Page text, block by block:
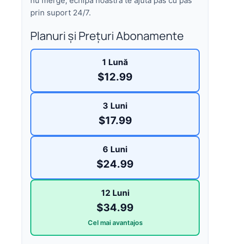
prin suport 24/7.
Planuri și Prețuri Abonamente
1 Lună
$12.99
3 Luni
$17.99
6 Luni
$24.99
12 Luni
$34.99
Cel mai avantajos